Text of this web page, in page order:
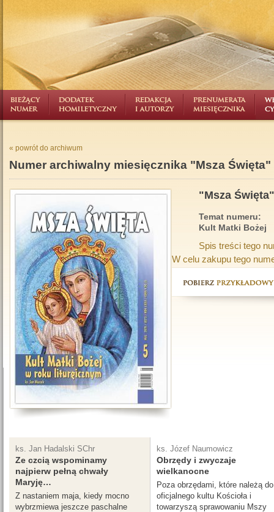
« powrót do archiwum
Numer archiwalny miesięcznika "Msza Święta"
"Msza
Temat numeru:
Kult Matki Bożej
Spis treści tego
W celu zakupu tego
ks. Jan Hadalski SChr
Ze czcią wspominamy
najpierw pełną chwały
Maryję…
Z nastaniem maja, kiedy mocno
wybrzmiewa jeszcze paschalne
ks. Józef Naumowicz
Obrzędy i zwyczaje
wielkanocne
Poza obrzędami, które należą do
oficjalnego kultu Kościoła i
towarzyszą sprawowaniu Mszy